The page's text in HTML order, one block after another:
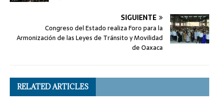
SIGUIENTE
Congreso del Estado realiza Foro para la
Armonización de las Leyes de Tránsito y Movilidad
de Oaxaca
RELATED ARTICLES